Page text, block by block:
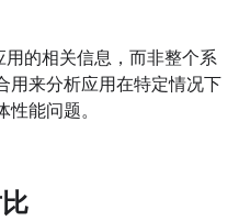
的相关信息，而非整个系
用来分析应用在特定情况下
能问题。